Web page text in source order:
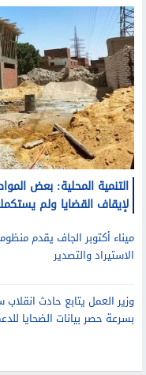
لإيقاف القضايا ولم
ميناء أكتوبر الجاف يقدم
الاستيراد والتصدير
وزير العمل يتابع حادث انقلاب
بسرعة حصر بيانات الضحايا